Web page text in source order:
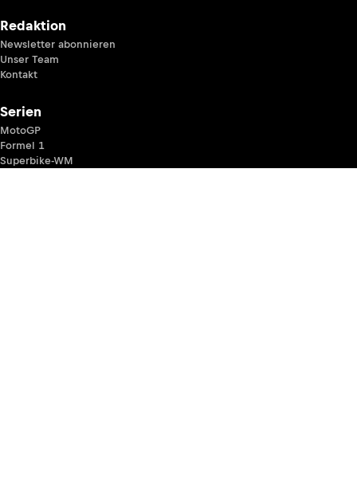
Redaktion
Newsletter abonnieren
Unser Team
Kontakt
Serien
MotoGP
Formel 1
Superbike-WM